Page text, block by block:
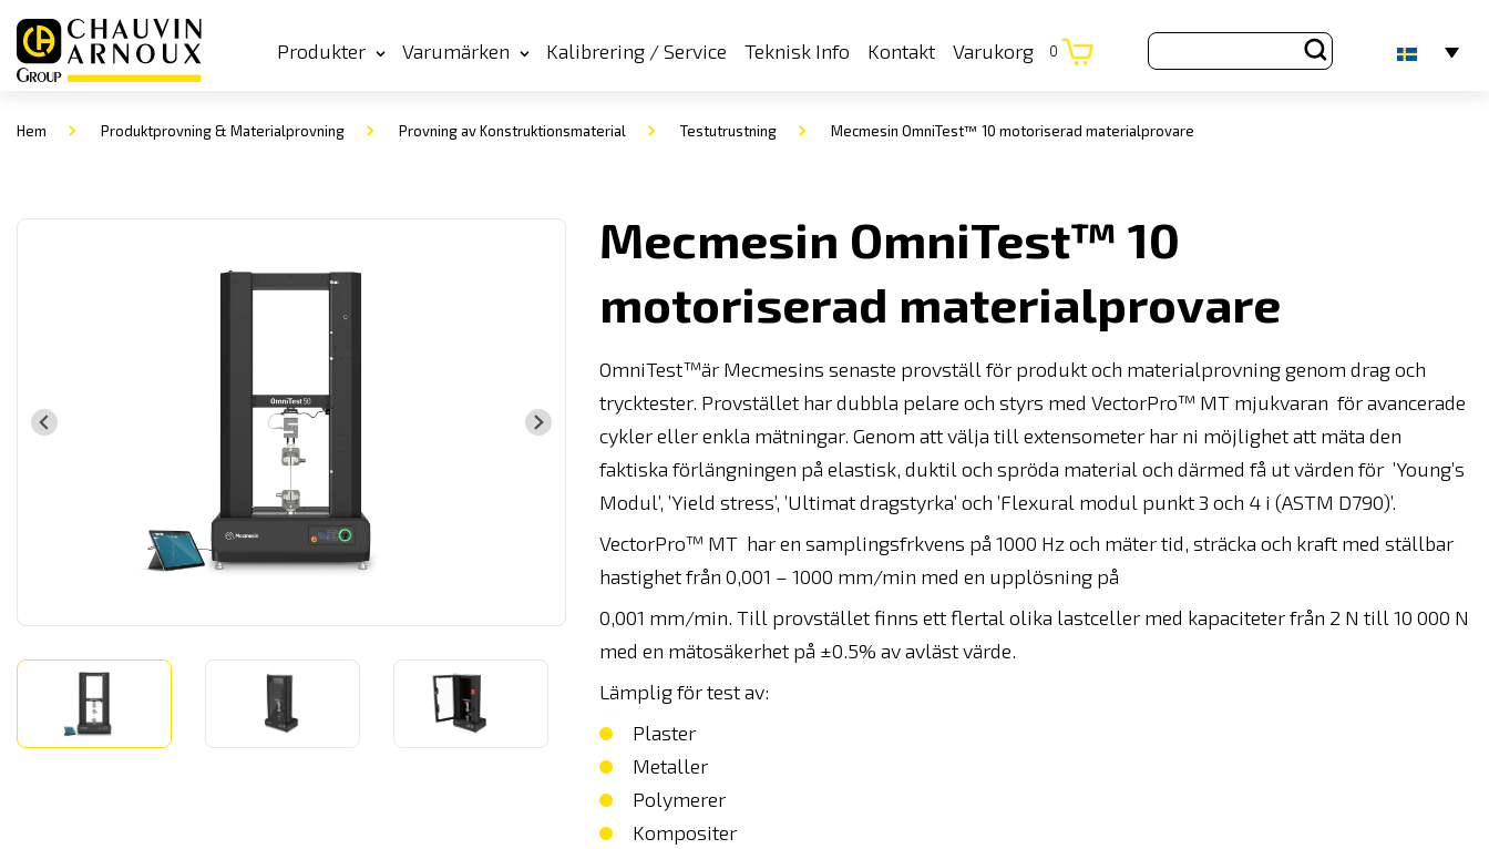
Produkter Varumärken Kalibrering / Service Teknisk Info Kontakt Varukorg 0
Hem Produktprovning & Materialprovning Provning av Konstruktionsmaterial Testutrustning Mecmesin OmniTest™ 10 motoriserad materialprovare
Mecmesin OmniTest™ 10
motoriserad materialprovare
OmniTest™är Mecmesins senaste provställ för produkt och materialprovning genom drag och
trycktester. Provstället har dubbla pelare och styrs med VectorPro™ MT mjukvaran för avancerade
cykler eller enkla mätningar. Genom att välja till extensometer har ni möjlighet att mäta den
faktiska förlängningen på elastisk, duktil och spröda material och därmed få ut värden för ’Young’s
Modul’, ’Yield stress’, ’Ultimat dragstyrka’ och ’Flexural modul punkt 3 och 4 i (ASTM D790)’.
VectorPro™ MT har en samplingsfrkvens på 1000 Hz och mäter tid, sträcka och kraft med ställbar
hastighet från 0,001 – 1000 mm/min med en upplösning på
0,001 mm/min. Till provstället finns ett flertal olika lastceller med kapaciteter från 2 N till 10 000 N
med en mätosäkerhet på ±0.5% av avläst värde.
Lämplig för test av:
Plaster
Metaller
Polymerer
Kompositer